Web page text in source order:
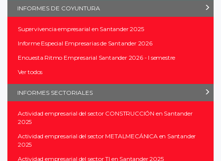
INFORMES DE COYUNTURA
Supervivencia empresarial en Santander 2025
Informe Especial Empresarias de Santander 2026
Encuesta Ritmo Empresarial Santander 2026 - I semestre
Ver todos
INFORMES SECTORIALES
Actividad empresarial del sector CONSTRUCCIÓN en Santander
2025
Actividad empresarial del sector METALMECÁNICA en Santander
2025
Actividad empresarial del sector TI en Santander 2025